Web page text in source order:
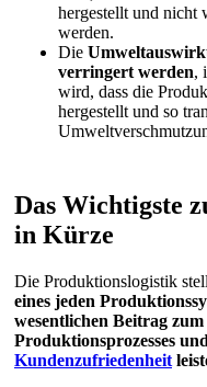
hergestellt und nicht
werden.
Die
verringert werden,
wird, dass die
hergestellt und so
Das Wichtigste
in Kürze
Die Produktionslogistik
eines jeden
wesentlichen Beitrag
Produktionsprozesses
Kundenzufriedenheit